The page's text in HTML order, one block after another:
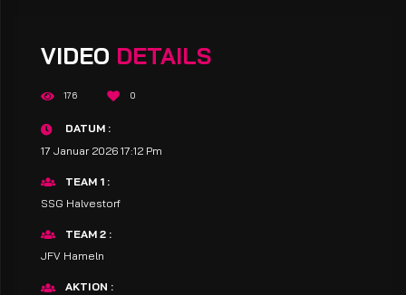
VIDEO DETAILS
176 0
DATUM
17 Januar 2026 17:12 Pm
TEAM 1
SSG Halvestorf
TEAM 2
JFV Hameln
AKTION